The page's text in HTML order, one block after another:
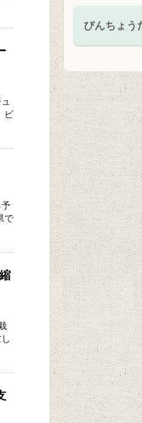
ビ
で
びんちょう